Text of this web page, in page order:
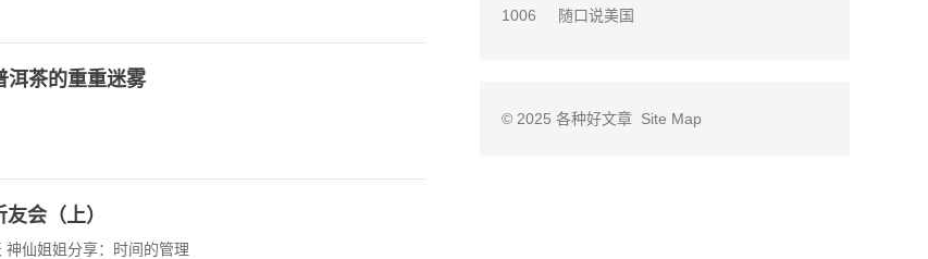
洱茶的重重迷雾
会（上）
仙姐姐分享：时间的管理
1006 随口说美国
© 2025 各种好文章 Site Map